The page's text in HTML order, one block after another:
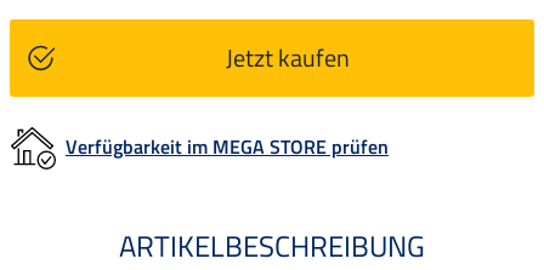
Jetzt kaufen
Verfügbarkeit im MEGA STORE prüfen
ARTIKELBESCHREIBUNG